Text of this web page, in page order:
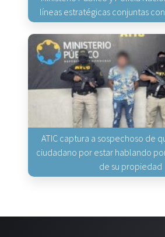
líneas estratégicas conjuntas
ATIC captura a sospechoso de
ciudadano por estar hablando
de su propiedad